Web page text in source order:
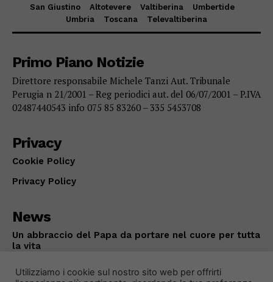
San Giustino
Altotevere Valtiberina
Umbertide
Umbria
Toscana Televaltiberina
Primo Piano Notizie
Direttore responsabile Michele Tanzi Aut. Tribunale
Perugia n 21/2001 – Reg periodici aut. del 06/07/2001 – P.IVA
02487440543 info 075 85 83260 – 335 5453708
Privacy
Cookie Policy
Privacy Policy
News
Un abbraccio del Papa da portare nel cuore per tutta
la vita
Utilizziamo i cookie sul nostro sito web per offrirti